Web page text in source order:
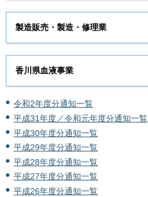
製造販売・製造・修理業
香川県血液事業
令和2年度分通知一覧
平成31年度／令和元年度分通知一覧
平成30年度分通知一覧
平成29年度分通知一覧
平成28年度分通知一覧
平成27年度分通知一覧
平成26年度分通知一覧